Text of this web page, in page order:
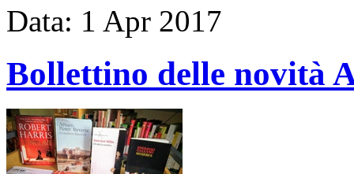
Data: 1 Apr 2017
Bollettino delle novità